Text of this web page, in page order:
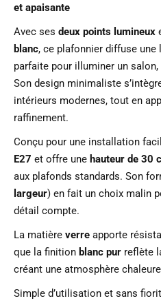
et apaisante
Avec ses deux points lumineux
blanc, ce plafonnier diffuse
parfaite pour illuminer un
Son design minimaliste
intérieurs modernes, tout en
raffinement.
Conçu pour une installation
E27 et offre une hauteur de 30
aux plafonds standards. Son
largeur) en fait un choix malin
détail compte.
La matière verre apporte
que la finition blanc pur reflète
créant une atmosphère
Simple d’utilisation et sans